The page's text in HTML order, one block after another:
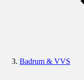
Badrum & VVS